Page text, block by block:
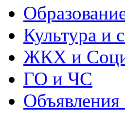
Культура и
ЖКХ и
ГО и ЧС
Объявления